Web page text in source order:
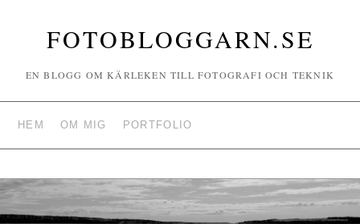
FOTOBLOGGARN.SE
EN BLOGG OM KÄRLEKEN TILL FOTOGRAFI OCH TEKNIK
HEM OM MIG PORTFOLIO